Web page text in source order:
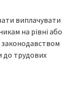
виплачувати
на рівні або
законодавством
до трудових